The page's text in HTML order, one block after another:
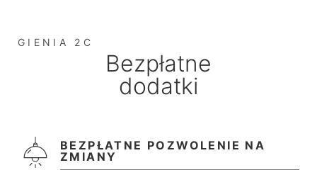
GIENIA 2C
Bezpłatne
dodatki
BEZPŁATNE POZWOLENIE NA
ZMIANY